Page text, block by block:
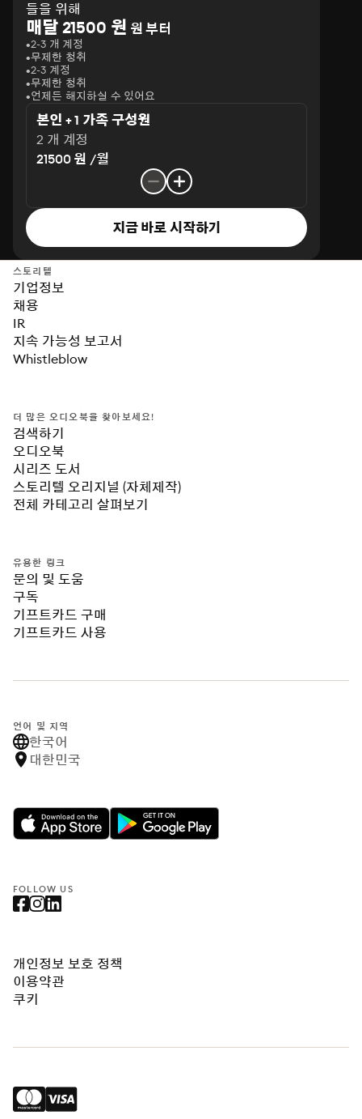
들을 위해
매달 21500 원 원 부터
2-3 개 계정
무제한 청취
2-3 계정
무제한 청취
언제든 해지하실 수 있어요
본인 + 1 가족 구성원
2 개 계정
21500 원 /월
지금 바로 시작하기
스토리텔
기업정보
채용
IR
지속 가능성 보고서
Whistleblow
더 많은 오디오북을 찾아보세요!
검색하기
오디오북
시리즈 도서
스토리텔 오리지널 (자체제작)
전체 카테고리 살펴보기
유용한 링크
문의 및 도움
구독
기프트카드 구매
기프트카드 사용
언어 및 지역
한국어
대한민국
FOLLOW US
개인정보 보호 정책
이용약관
쿠키